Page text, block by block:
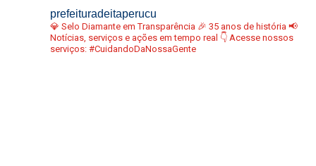
prefeituradeitaperucu
💎 Selo Diamante em Transparência 🎉 35 anos de história 📢
Notícias, serviços e ações em tempo real 👇 Acesse nossos
serviços: #CuidandoDaNossaGente